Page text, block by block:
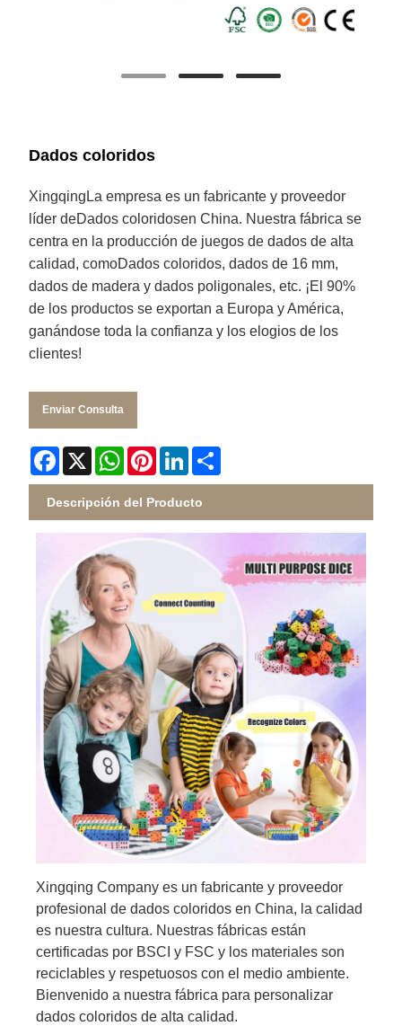
Dados coloridos
Xingqing La empresa es un fabricante y proveedor
líder deDados coloridosen China. Nuestra fábrica se
centra en la producción de juegos de dados de alta
calidad, comoDados coloridos, dados de 16 mm,
dados de madera y dados poligonales, etc. ¡El 90%
de los productos se exportan a Europa y América,
ganándose toda la confianza y los elogios de los
clientes!
Enviar Consulta
Facebook
X WhatsApp
PinterestLinkedIn
Descripción del Producto
Xingqing Company es un fabricante y proveedor
profesional de dados coloridos en China, la calidad
es nuestra cultura. Nuestras fábricas están
certificadas por BSCI y FSC y los materiales son
reciclables y respetuosos con el medio ambiente.
Bienvenido a nuestra fábrica para personalizar
dados coloridos de alta calidad.